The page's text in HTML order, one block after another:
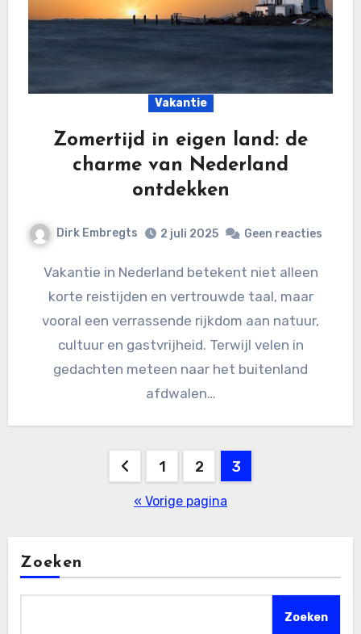
Vakantie
Zomertijd in eigen land: de
charme van Nederland
ontdekken
Dirk Embregts 2 juli 2025 Geen reacties
Vakantie in Nederland betekent niet alleen
korte reistijden en vertrouwde taal, maar
vooral een verrassende rijkdom aan natuur,
cultuur en gastvrijheid. Terwijl velen in
gedachten meteen naar het buitenland
afdwalen…
Berichten
paginering
1 2 3
« Vorige pagina
Zoeken
Zoeken